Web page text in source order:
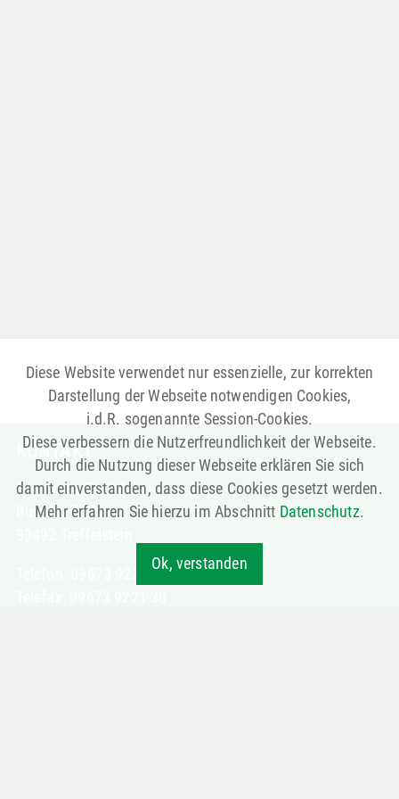
KONTAKT
Gemeinde Treffelstein
Burgstraße 3
Telefon: 09673 9221-0
Diese Website verwendet nur essenzielle, zur korrekten
Darstellung der Webseite notwendigen Cookies,
i.d.R. sogenannte Session-Cookies.
Diese verbessern die Nutzerfreundlichkeit der Webseite.
Durch die Nutzung dieser Webseite erklären Sie sich
damit einverstanden, dass diese Cookies gesetzt werden.
Mehr erfahren Sie hierzu im Abschnitt Datenschutz.
Ok, verstanden